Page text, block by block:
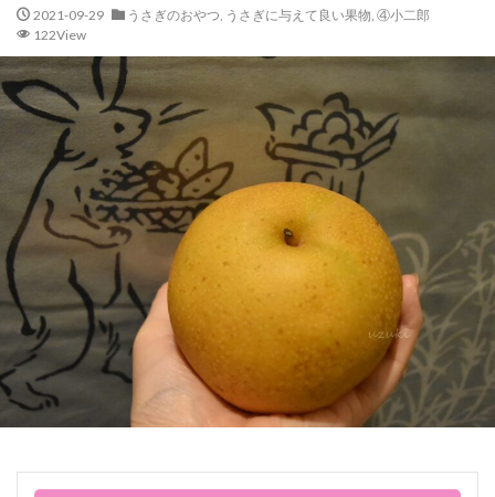
2021-09-29 うさぎのおやつ, うさぎに与えて良い果物, ④小二郎
122View